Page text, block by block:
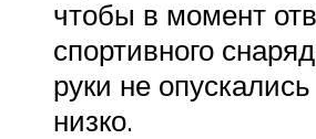
чтобы в момент
спортивного
руки не
низко.